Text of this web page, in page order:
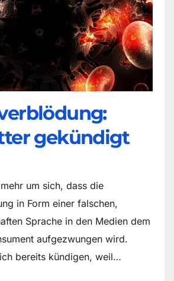
gekündigt
um sich, dass die
in Form einer falschen,
Sprache in den Medien dem
aufgezwungen wird.
bereits kündigen, weil…